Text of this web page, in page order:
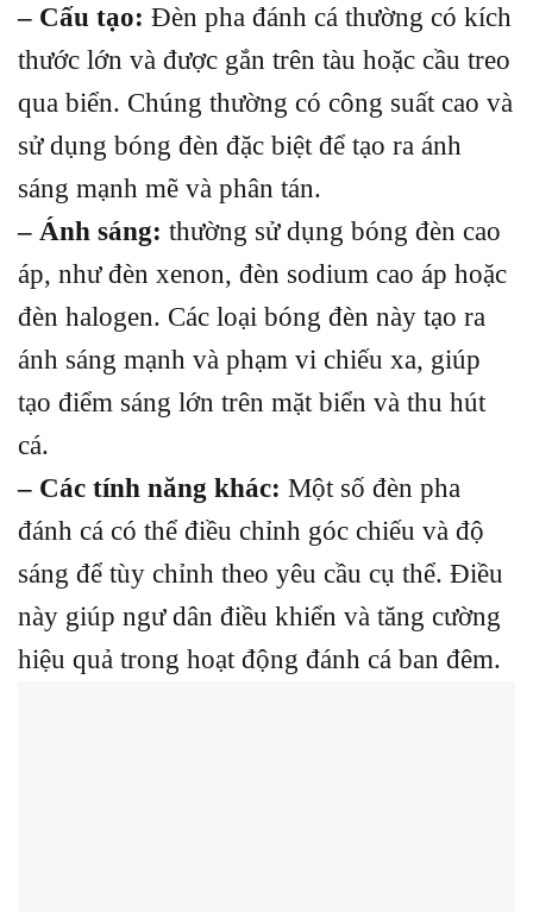
– Cấu tạo: Đèn pha đánh cá thường có kích
thước lớn và được gắn trên tàu hoặc cầu treo
qua biển. Chúng thường có công suất cao và
sử dụng bóng đèn đặc biệt để tạo ra ánh
sáng mạnh mẽ và phân tán.
– Ánh sáng: thường sử dụng bóng đèn cao
áp, như đèn xenon, đèn sodium cao áp hoặc
đèn halogen. Các loại bóng đèn này tạo ra
ánh sáng mạnh và phạm vi chiếu xa, giúp
tạo điểm sáng lớn trên mặt biển và thu hút
cá.
– Các tính năng khác: Một số đèn pha
đánh cá có thể điều chỉnh góc chiếu và độ
sáng để tùy chỉnh theo yêu cầu cụ thể. Điều
này giúp ngư dân điều khiển và tăng cường
hiệu quả trong hoạt động đánh cá ban đêm.